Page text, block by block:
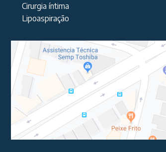
Cirurgia íntima
Lipoaspiração